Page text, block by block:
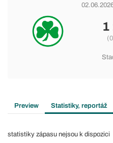
1
Preview Statistiky, reportáž
statistiky zápasu nejsou k dispozici